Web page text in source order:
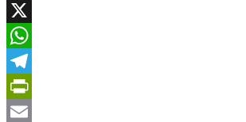
Facebook
X
WhatsApp
Telegram
PrintFriendly